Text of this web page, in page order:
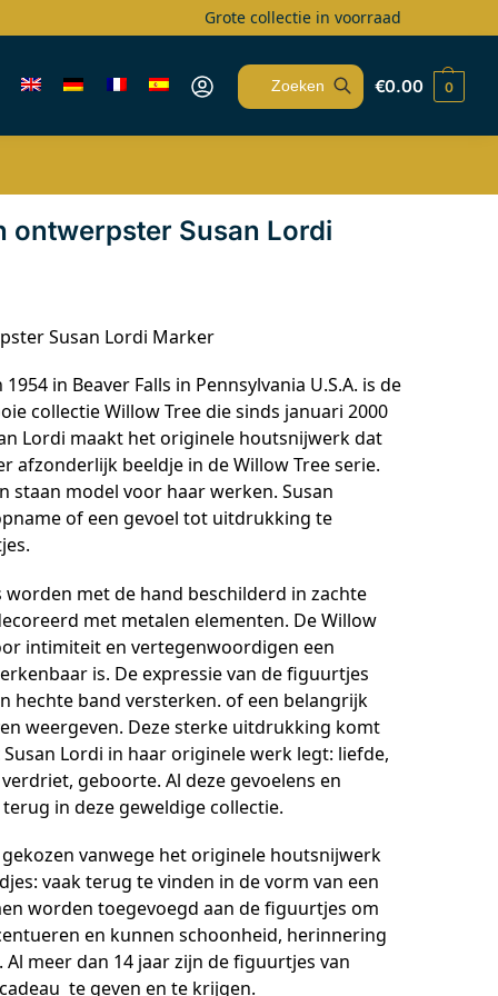
Grote collectie in voorraad
€0.00 0
ontwerpster Susan Lordi
Susan Lordi Marker
in Beaver Falls in Pennsylvania U.S.A. is de
collectie Willow Tree die sinds januari 2000
Lordi maakt het originele houtsnijwerk dat
afzonderlijk beeldje in de Willow Tree serie.
staan model voor haar werken. Susan
of een gevoel tot uitdrukking te
worden met de hand beschilderd in zachte
met metalen elementen. De Willow
intimiteit en vertegenwoordigen een
is. De expressie van de figuurtjes
hechte band versterken. of een belangrijk
weergeven. Deze sterke uitdrukking komt
Lordi in haar originele werk legt: liefde,
geboorte. Al deze gevoelens en
in deze geweldige collectie.
gekozen vanwege het originele houtsnijwerk
vaak terug te vinden in de vorm van een
worden toegevoegd aan de figuurtjes om
en kunnen schoonheid, herinnering
meer dan 14 jaar zijn de figuurtjes van
te geven en te krijgen.